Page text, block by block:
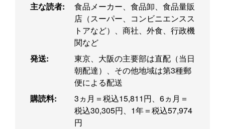
主な読者:
食品メーカー、食品卸、食品量販
店（スーパー、コンビニエンスス
トアなど）、商社、外食、行政機
関など
発送:
東京、大阪の主要部は直配（当日
朝配達）、その他地域は第3種郵
便による配送
購読料:
3ヵ月＝税込15,811円、6ヵ月＝
税込30,305円、1年＝税込57,974
円